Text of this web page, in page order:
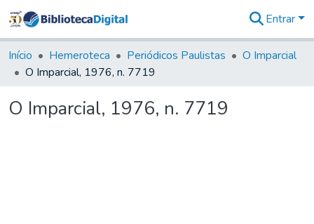
&
Coleções
Tudo na
Digital
Entrar
Início Hemeroteca Periódicos Paulistas
O Imparcial
O Imparcial, 1976, n. 7719
O Imparcial, 1976, n. 7719